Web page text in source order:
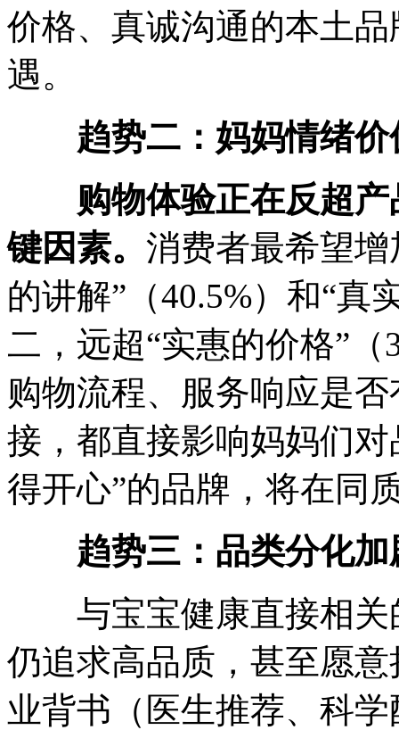
价格、真诚沟通的本土
遇。
趋势二：妈妈情绪
购物体验正在反超
键因素。 消费者最希望
的讲解”（40.5%）和“真
二，远超“实惠的价格”
购物流程、服务响应是
接，都直接影响妈妈们
得开心”的品牌，将在同
趋势三：品类分化
与宝宝健康直接相关
仍追求高品质，甚至愿
业背书（医生推荐、科